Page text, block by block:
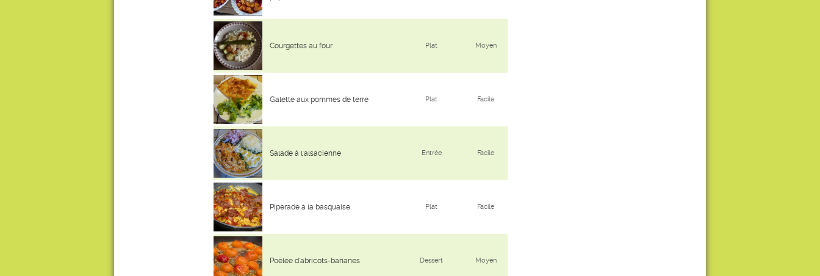
Courgettes au four Plat Moyen
Galette aux pommes de terre Plat Facile
Salade à l'alsacienne Entrée Facile
Piperade à la basquaise Plat Facile
Poêlée d'abricots-bananes Dessert Moyen